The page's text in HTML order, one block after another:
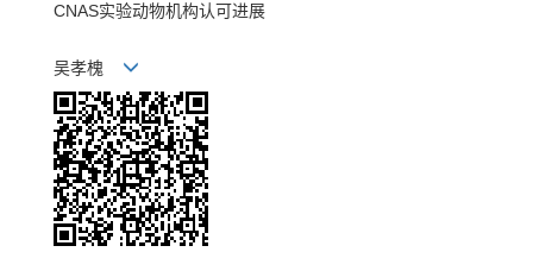
CNAS实验动物机构认可进展
吴孝槐